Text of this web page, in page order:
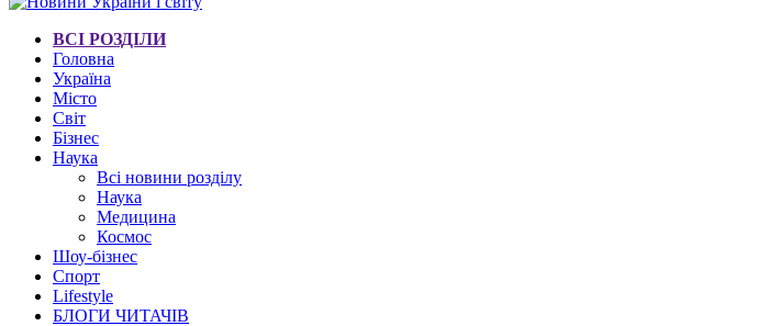
ВСІ РОЗДІЛИ
Головна
Україна
Місто
Світ
Бізнес
Наука
Всі новини розділу
Наука
Медицина
Космос
Шоу-бізнес
Спорт
Lifestyle
БЛОГИ ЧИТАЧІВ